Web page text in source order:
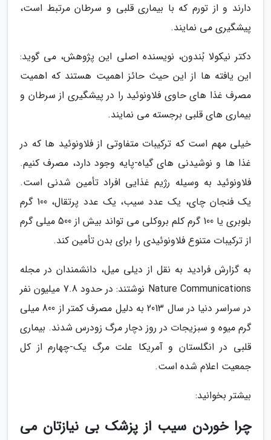
دارند و از تورم که با بیماری قلبی و سرطان مرتبط است،
پیشگیری می نمایند.
دکتر نیکولا بُندون، نویسنده اصلی این پژوهش، می گوید:
این یافته ها از این حیث حائز اهمیت هستند که اهمیت
مصرف غذا های حاوی فلاونوئید را در پیشگیری از سرطان و
بیماری های قلبی برجسته می نمایند.
خیلی مهم است که ترکیبات متفاوتی از فلاونوئید ها که در
غذا ها و نوشیدنی های گیاه-پایه وجود دارد، مصرف کنیم.
فلاونوئید به وسیله رژیم غذایی افراد تأمین شدنی است.
یک فنجان چای، یک عدد سیب، یک عدد پرتقال، 100 گرم
بلوبری یا 100 گرم کلم بروکلی می تواند بیش از 500 میلی گرم
از ترکیبات متنوع فلاونوئیدی را برای بدن تأمین کند.
به گزارش فرادید به نقل از دیلی میل، دانشمندان در مجله
Nature Communications نوشتند: در حدود 7.8 میلیون نفر
در سراسر دنیا در سال 2013 به دلیل مصرف کمتر از 800 میلی
گرم میوه و سبزیجات در روز دچار مرگ زودرس شدند. بیماری
قلبی در انگلستان و آمریکا علت مرگ یک-چهارم از کل
جمعیت اعلام شده است.
بیشتر بخوانید:
چرا خوردن سیب از پزشک بی نیازتان می